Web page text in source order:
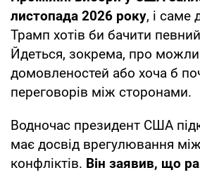
листопада 2026 року, і саме
Трамп хотів би бачити
Йдеться, зокрема, про
домовленостей або хоча б
переговорів між сторонами.
Водночас президент США
має досвід врегулювання
конфліктів. Він заявив, що